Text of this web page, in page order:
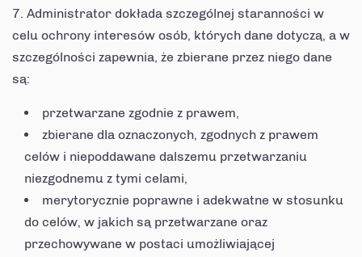
Administrator dokłada szczególnej staranności w
celu ochrony interesów osób, których dane dotyczą, a w
szczególności zapewnia, że zbierane przez niego dane
są:
przetwarzane zgodnie z prawem,
zbierane dla oznaczonych, zgodnych z prawem
celów i niepoddawane dalszemu przetwarzaniu
niezgodnemu z tymi celami,
merytorycznie poprawne i adekwatne w stosunku
do celów, w jakich są przetwarzane oraz
przechowywane w postaci umożliwiającej